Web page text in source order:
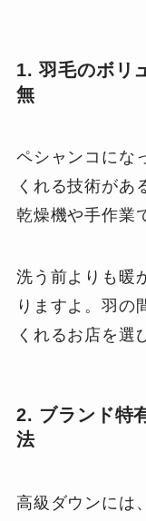
1. 羽毛のボリ
無
ペシャンコにな
くれる技術があ
乾燥機や手作業
洗う前よりも暖
りますよ。羽の
くれるお店を選
2. ブランド特
法
高級ダウンには